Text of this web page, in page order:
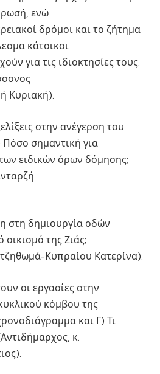
ενώ
δρόμοι και το ζήτημα
κάτοικοι
για τις ιδιοκτησίες τους.
Κυριακή).
στην ανέγερση του
σημαντική για
ειδικών όρων δόμησης;
στη δημιουργία οδών
της Ζιάς;
Κυπραίου Κατερίνα).
οι εργασίες στην
κόμβου της
και Γ) Τι
κ.